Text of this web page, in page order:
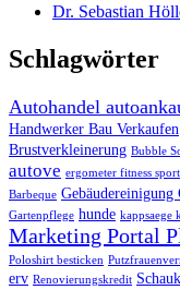
Dr. Sebastian
Schlagwörter
Autohandel
Handwerker Bau Verkaufen
Brustverkleinerung Bubble
autove ergometer fitness sport
Barbeque Gebäudereinigung
Gartenpflege hunde kappsaege
Marketing Portal
Poloshirt besticken
erv Renovierungskredit